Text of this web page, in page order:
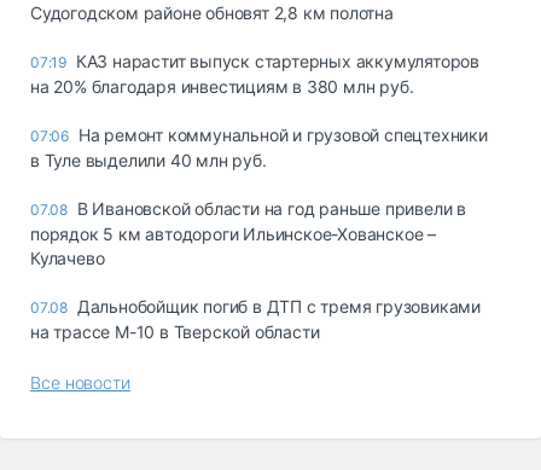
Судогодском районе обновят 2,8 км полотна
07:19 КАЗ нарастит выпуск стартерных аккумуляторов
на 20% благодаря инвестициям в 380 млн руб.
07:06 На ремонт коммунальной и грузовой спецтехники
в Туле выделили 40 млн руб.
07.08 В Ивановской области на год раньше привели в
порядок 5 км автодороги Ильинское-Хованское –
Кулачево
07.08 Дальнобойщик погиб в ДТП с тремя грузовиками
на трассе М-10 в Тверской области
Все новости